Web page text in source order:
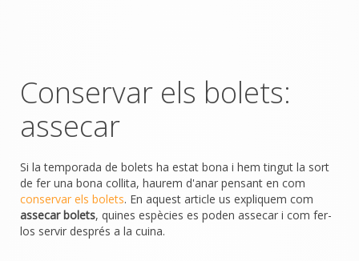
Conservar els bolets:
assecar
Si la temporada de bolets ha estat bona i hem tingut la sort
de fer una bona collita, haurem d'anar pensant en com
conservar els bolets. En aquest article us expliquem com
assecar bolets, quines espècies es poden assecar i com fer-
los servir després a la cuina.